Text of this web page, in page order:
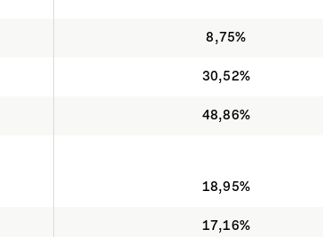
8,75%
30,52%
48,86%
18,95%
17,16%